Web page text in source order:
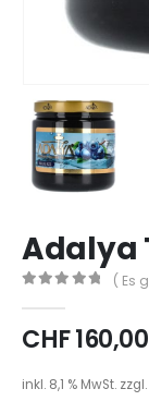
Adalya
( Es
CHF160,00
inkl. 8,1 % MwSt. zzgl.